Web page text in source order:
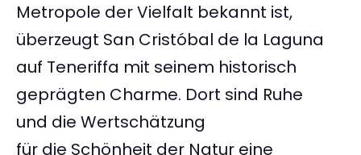
Metropole der Vielfalt bekannt ist,
überzeugt San Cristóbal de la Laguna
auf Teneriffa mit seinem historisch
geprägten Charme. Dort sind Ruhe
und die Wertschätzung
für die Schönheit der Natur eine